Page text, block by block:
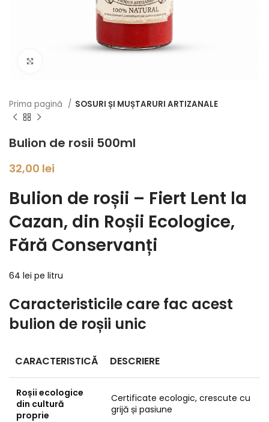
Prima pagină SOSURI ȘI MUȘTARURI ARTIZANALE
Bulion de rosii 500ml
32,00 lei
Bulion de roșii – Fiert Lent la
Cazan, din Roșii Ecologice,
Fără Conservanți
64 lei pe litru
Caracteristicile care fac acest
bulion de roșii unic
CARACTERISTICĂ DESCRIERE
Roșii ecologice
din cultură
proprie
Certificate ecologic, crescute cu
grijă și pasiune